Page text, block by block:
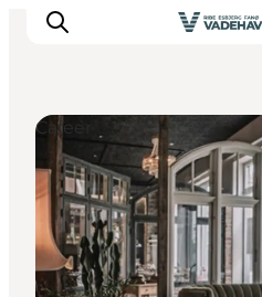
Oplev Ribe
Oplev Esbjerg
Oplev Fanø
Oplev Mandø
Cafeer